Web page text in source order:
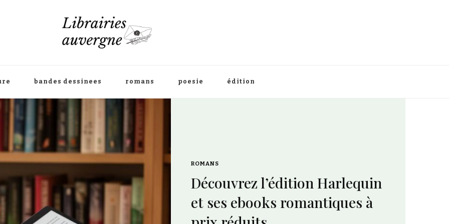
bandes dessinees romans poesie édition
Harlequin
romantiques à